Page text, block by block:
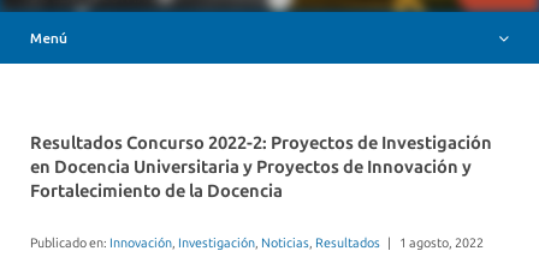
Menú
INSIGNIAS DIGITALES
Resultados Concurso 2022-2: Proyectos de Investigación
en Docencia Universitaria y Proyectos de Innovación y
Fortalecimiento de la Docencia
Publicado en: Innovación, Investigación, Noticias, Resultados 1 agosto, 2022